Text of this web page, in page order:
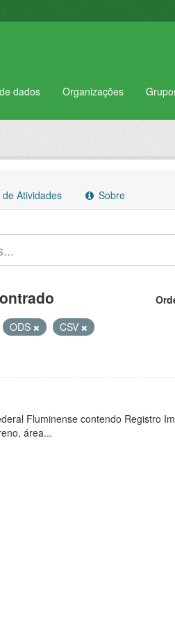
dados Organizações
de Atividades Sobre
ODS
CSV
Fluminense contendo Registro
área...